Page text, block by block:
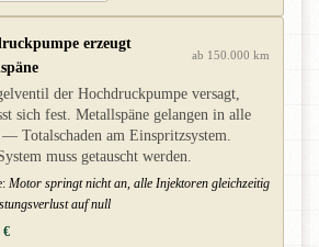
erzeugt
ab 150.000 km
der Hochdruckpumpe versagt,
sich fest. Metallspäne gelangen in alle
Totalschaden am Einspritzsystem.
muss getauscht werden.
Motor springt nicht an, alle Injektoren gleichzeitig
auf null
€